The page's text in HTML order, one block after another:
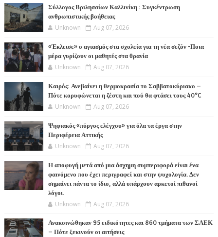
Σύλλογος Βριλησσίων Καλλινίκη : Συγκέντρωση
ανθρωπιστικής βοήθειας
Unknown Aug 07, 2026
«Έκλεισε» ο αγιασμός στα σχολεία για τη νέα σεζόν -Ποια
μέρα γυρίζουν οι μαθητές στα θρανία
Unknown Aug 07, 2026
Καιρός: Ανεβαίνει η θερμοκρασία το Σαββατοκύριακο –
Πότε κορυφώνεται η ζέστη και πού θα φτάσει τους 40°C
Unknown Aug 07, 2026
Ψηφιακός «πύργος ελέγχου» για όλα τα έργα στην
Περιφέρεια Αττικής
Unknown Aug 07, 2026
Η αποφυγή μετά από μια άσχημη συμπεριφορά είναι ένα
φαινόμενο που έχει περιγραφεί και στην ψυχολογία. Δεν
σημαίνει πάντα το ίδιο, αλλά υπάρχουν αρκετοί πιθανοί
λόγοι.
Unknown Aug 07, 2026
Ανακοινώθηκαν 95 ειδικότητες και 860 τμήματα των ΣΑΕΚ
– Πότε ξεκινούν οι αιτήσεις